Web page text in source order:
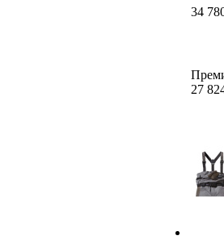
34
27